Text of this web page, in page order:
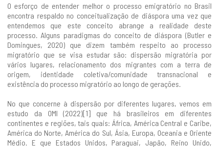
O esforço de entender melhor o processo emigratório no Brasil
encontra respaldo no conceitualização de diáspora uma vez que
entendemos que este conceito abrange a realidade deste
processo. Alguns paradigmas do conceito de diáspora (Butler e
Domingues, 2020) que dizem também respeito ao processo
migratório que se visa estudar são: dispersão migratória por
vários lugares, relacionamento dos migrantes com a terra de
origem, identidade coletiva/comunidade transnacional e
existência do processo migratório ao longo de gerações.
No que concerne à dispersão por diferentes lugares, vemos em
estudo da OMI (2022)[1] que há brasileiros em diferentes
continentes e regiões, tais quais: África, América Central e Caribe,
América do Norte, América do Sul, Ásia, Europa, Oceania e Oriente
Médio. E que Estados Unidos, Paraguai, Japão, Reino Unido,